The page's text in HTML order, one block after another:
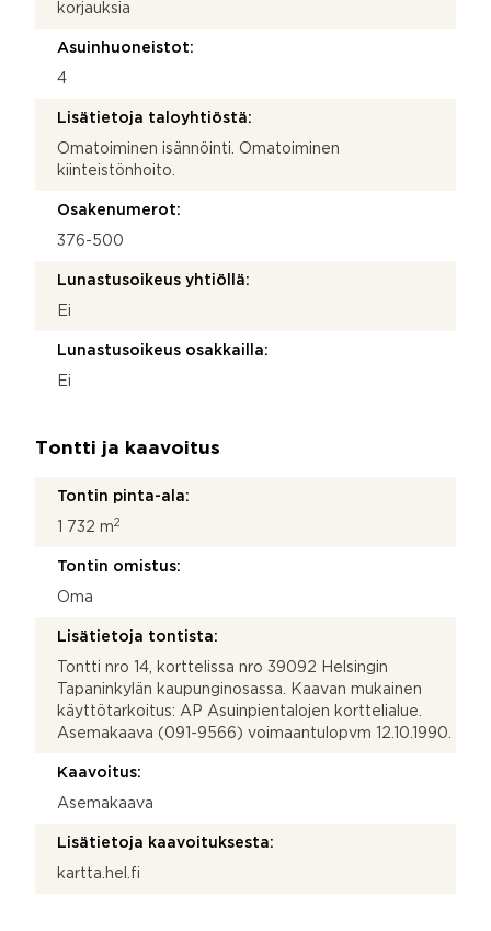
korjauksia
Asuinhuoneistot:
4
Lisätietoja taloyhtiöstä:
Omatoiminen isännöinti. Omatoiminen
kiinteistönhoito.
Osakenumerot:
376-500
Lunastusoikeus yhtiöllä:
Ei
Lunastusoikeus osakkailla:
Ei
Tontti ja kaavoitus
Tontin pinta-ala:
1 732 m2
Tontin omistus:
Oma
Lisätietoja tontista:
Tontti nro 14, korttelissa nro 39092 Helsingin
Tapaninkylän kaupunginosassa. Kaavan mukainen
käyttötarkoitus: AP Asuinpientalojen korttelialue.
Asemakaava (091-9566) voimaantulopvm 12.10.1990.
Kaavoitus:
Asemakaava
Lisätietoja kaavoituksesta:
kartta.hel.fi